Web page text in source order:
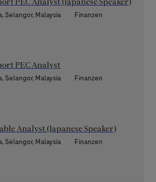
Selangor, Malaysia Kategorie
Finanzen
PEC Analyst
Selangor, Malaysia Kategorie
Finanzen
Analyst (Japanese Speaker)
Selangor, Malaysia Kategorie
Finanzen